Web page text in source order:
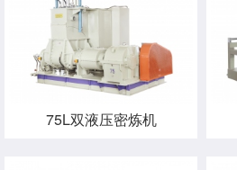
75L双液压密炼机